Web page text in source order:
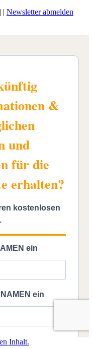
Newsletter abmelden
Inhalt.